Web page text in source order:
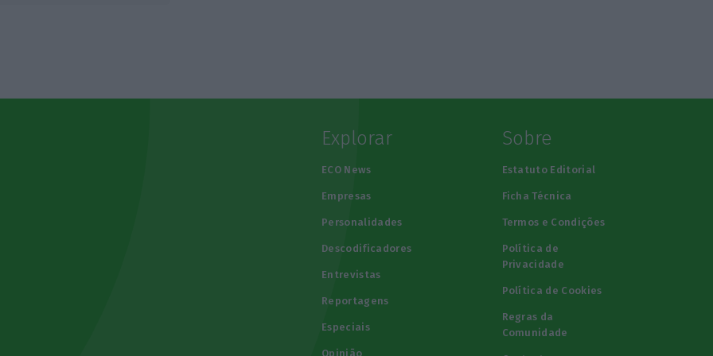
Explorar
ECO News
Empresas
Personalidades
Descodificadores
Entrevistas
Reportagens
Especiais
Opinião
Sobre
Estatuto Editorial
Ficha Técnica
Termos e Condições
Política de
Privacidade
Política de Cookies
Regras da
Comunidade